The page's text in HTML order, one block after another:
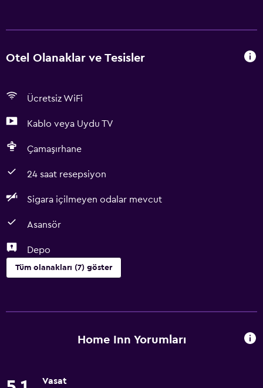
Otel Olanaklar ve Tesisler
Ücretsiz WiFi
Kablo veya Uydu TV
Çamaşırhane
24 saat resepsiyon
Sigara içilmeyen odalar mevcut
Asansör
Depo
Tüm olanakları (7) göster
Sigara içilmeyen odalar mevcut
Kablo veya Uydu TV
Home Inn Yorumları
Vasat